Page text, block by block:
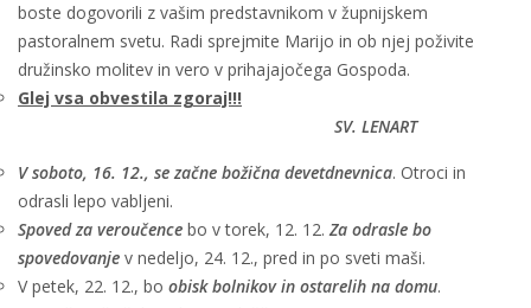
boste dogovorili z vašim predstavnikom v župnijskem
pastoralnem svetu. Radi sprejmite Marijo in ob njej poživite
družinsko molitev in vero v prihajajočega Gospoda.
Glej vsa obvestila zgoraj!!!
SV. LENART
V soboto, 16. 12., se začne božična devetdnevnica. Otroci in
odrasli lepo vabljeni.
Spoved za veroučence bo v torek, 12. 12.Za odrasle bo
spovedovanje v nedeljo, 24. 12., pred in po sveti maši.
V petek, 22. 12., bo obisk bolnikov in ostarelih na domu.